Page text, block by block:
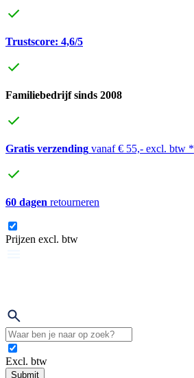
Trustscore: 4,6/5
Familiebedrijf sinds 2008
Gratis verzending vanaf € 55,- excl. btw *
60 dagen retourneren
Prijzen excl. btw
Excl. btw
Submit